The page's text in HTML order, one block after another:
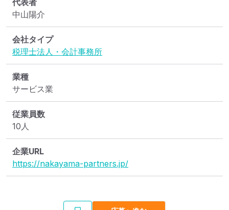
代表者
中山陽介
会社タイプ
税理士法人・会計事務所
業種
サービス業
従業員数
10人
企業URL
https://nakayama-partners.jp/